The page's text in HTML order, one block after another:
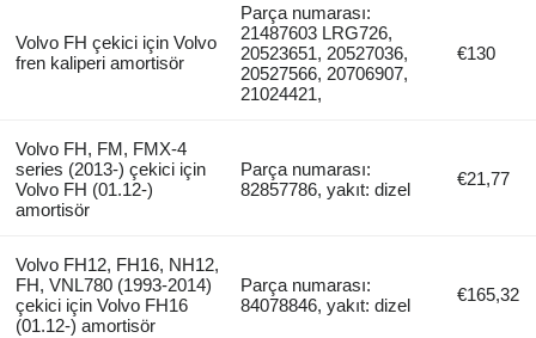
Volvo FH çekici için Volvo
fren kaliperi amortisör
Parça numarası:
21487603 LRG726,
20523651, 20527036,
20527566, 20706907,
21024421,
€130
Volvo FH, FM, FMX-4
series (2013-) çekici için
Volvo FH (01.12-)
amortisör
Parça numarası:
82857786, yakıt: dizel
€21,77
Volvo FH12, FH16, NH12,
FH, VNL780 (1993-2014)
çekici için Volvo FH16
(01.12-) amortisör
Parça numarası:
84078846, yakıt: dizel
€165,32